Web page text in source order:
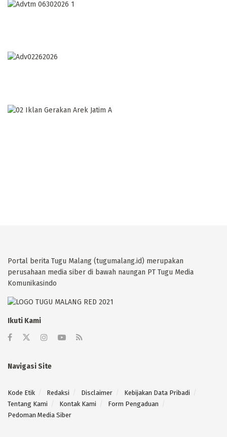
Portal berita Tugu Malang (tugumalang.id) merupakan
perusahaan media siber di bawah naungan PT Tugu Media
Komunikasindo
Ikuti Kami
Navigasi Site
Kode Etik Redaksi Disclaimer
Kebijakan Data Pribadi
Tentang Kami
Kontak Kami
Form Pengaduan
Pedoman Media Siber